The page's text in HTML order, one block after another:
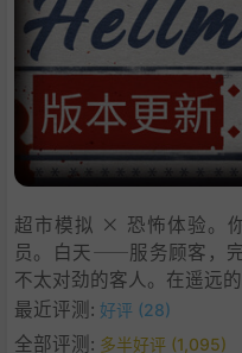
3.白天 —— 这与一般的超市（几
4 .傍晚时分 —— 恶魔苏醒了，要
5.进入深夜 —— 噩梦开始了
6
.系统需求
8.支持作者
超市模拟 × 恐怖体验。
员。白天——服务顾客，
不太对劲的客人。在遥远
最近评测: 好评 (28)
全部评测: 多半好评 (1,095)